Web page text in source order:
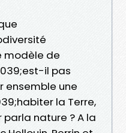
modèle de
il pas
une
la Terre,
parla nature ? A la